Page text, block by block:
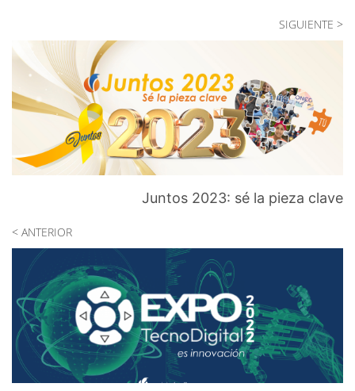
SIGUIENTE >
Juntos 2023: sé la pieza clave
< ANTERIOR